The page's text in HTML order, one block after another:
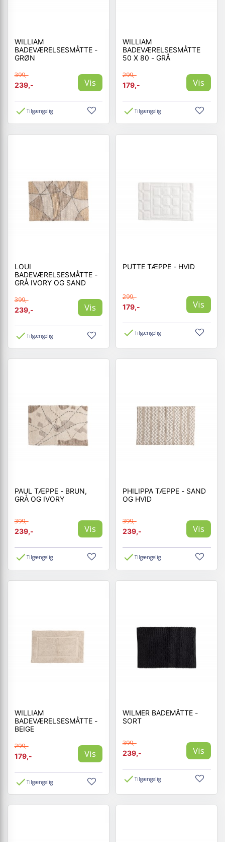
WILLIAM
BADEVÆRELSESMÅTTE -
GRØN
399,-
239,-
Vis
Tilgængelig
WILLIAM
BADEVÆRELSESMÅTTE
50 X 80 - GRÅ
299,-
179,-
Vis
Tilgængelig
LOUI
BADEVÆRELSESMÅTTE -
GRÅ IVORY OG SAND
399,-
239,-
Vis
Tilgængelig
PUTTE TÆPPE - HVID
299,-
179,-
Vis
Tilgængelig
PAUL TÆPPE - BRUN,
GRÅ OG IVORY
399,-
239,-
Vis
Tilgængelig
PHILIPPA TÆPPE - SAND
OG HVID
399,-
239,-
Vis
Tilgængelig
WILLIAM
BADEVÆRELSESMÅTTE -
BEIGE
299,-
179,-
Vis
Tilgængelig
WILMER BADEMÅTTE -
SORT
399,-
239,-
Vis
Tilgængelig